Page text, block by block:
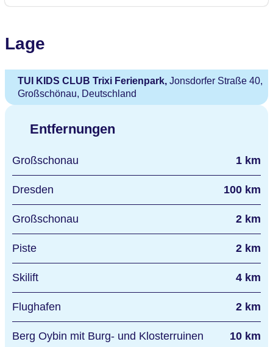
Lage
TUI KIDS CLUB Trixi Ferienpark, Jonsdorfer Straße 40,
Großschönau, Deutschland
Entfernungen
Großschonau 1 km
Dresden 100 km
Großschonau 2 km
Piste 2 km
Skilift 4 km
Flughafen 2 km
Berg Oybin mit Burg- und Klosterruinen 10 km